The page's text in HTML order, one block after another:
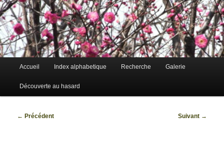
Accueil Index alphabetique Recherche Galerie
Découverte au hasard
Navigation
← Précédent Suivant →